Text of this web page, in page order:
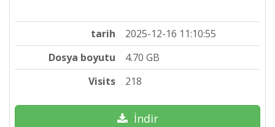
tarih
2025-12-16 11:10:55
Dosya boyutu
4.70 GB
Visits
218
İndir